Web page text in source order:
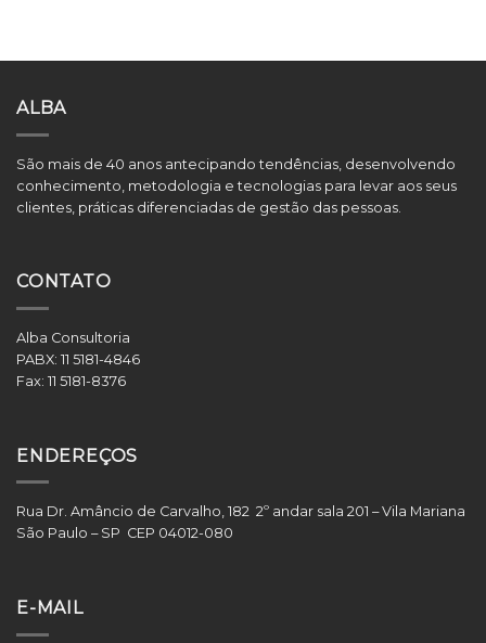
ALBA
São mais de 40 anos antecipando tendências, desenvolvendo
conhecimento, metodologia e tecnologias para levar aos seus
clientes, práticas diferenciadas de gestão das pessoas.
CONTATO
Alba Consultoria
PABX: 11 5181-4846
Fax: 11 5181-8376
ENDEREÇOS
Rua Dr. Amâncio de Carvalho, 182 2º andar sala 201 – Vila Mariana
São Paulo – SP CEP 04012-080
E-MAIL